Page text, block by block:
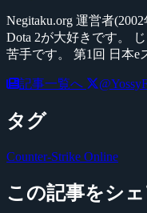
Negitaku.org 運営者
Dota 2が大好きです。
苦手です。 第1回 日本e
記事一覧へ
タグ
Counter-Strike Online
この記事をシ